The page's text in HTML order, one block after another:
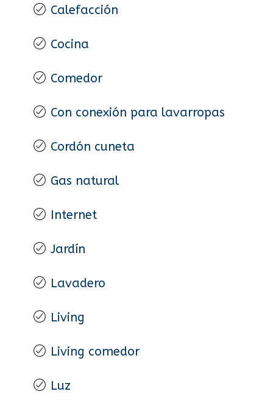
Calefacción
Cocina
Comedor
Con conexión para lavarropas
Cordón cuneta
Gas natural
Internet
Jardín
Lavadero
Living
Living comedor
Luz